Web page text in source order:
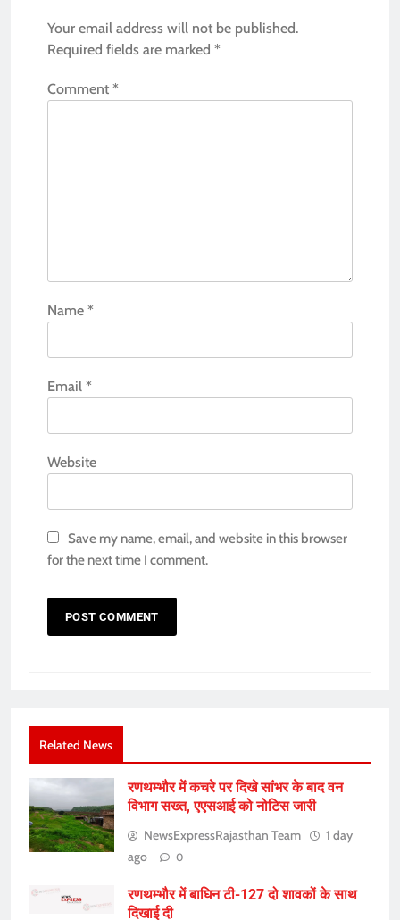
Your email address will not be published.
Required fields are marked *
Comment *
Name *
Email *
Website
Save my name, email, and website in this browser
for the next time I comment.
Related News
रणथम्भौर में कचरे पर दिखे सांभर के बाद वन
विभाग सख्त, एएसआई को नोटिस जारी
NewsExpressRajasthan Team
1 day
ago
0
रणथम्भौर में बाघिन टी-127 दो शावकों के साथ
दिखाई दी